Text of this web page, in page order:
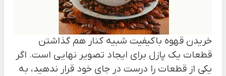
خریدن قهوه باکیفیت شبیه کنار هم گذاشتن
قطعات یک پازل برای ایجاد تصویر نهایی است. اگر
یکی از قطعات را درست در جای خود قرار ندهید، به